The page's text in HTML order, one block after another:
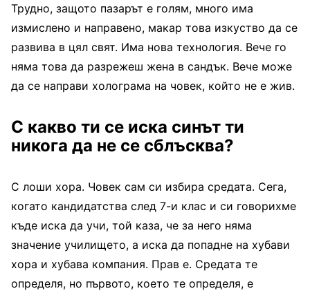
Трудно, защото пазарът е голям, много има
измислено и направено, макар това изкуство да се
развива в цял свят. Има нова технология. Вече го
няма това да разрежеш жена в сандък. Вече може
да се направи холограма на човек, който не е жив.
С какво ти се иска синът ти
никога да не се сблъсква?
С лоши хора. Човек сам си избира средата. Сега,
когато кандидатства след 7-и клас и си говорихме
къде иска да учи, той каза, че за него няма
значение училището, а иска да попадне на хубави
хора и хубава компания. Прав е. Средата те
определя, но първото, което те определя, е